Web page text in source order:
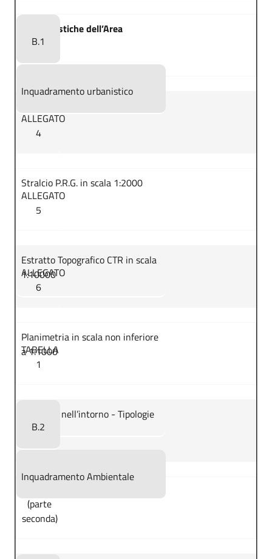
Caratteristiche dell’Area
B.1
Inquadramento urbanistico
ALLEGATO
4
Stralcio P.R.G. in scala 1:2000
ALLEGATO
5
Estratto Topografico CTR in scala
1:10000
ALLEGATO
6
Planimetria in scala non inferiore
a 1:1000
TABELLA
1
Presenze nell’intorno - Tipologie
B.2
Inquadramento Ambientale
(parte
seconda)